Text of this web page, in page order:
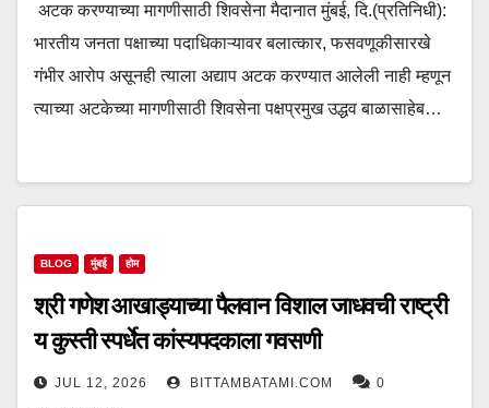
अटक करण्याच्या मागणीसाठी शिवसेना मैदानात मुंबई, दि.(प्रतिनिधी):
भारतीय जनता पक्षाच्या पदाधिकाऱ्यावर बलात्कार, फसवणूकीसारखे
गंभीर आरोप असूनही त्याला अद्याप अटक करण्यात आलेली नाही म्हणून
त्याच्या अटकेच्या मागणीसाठी शिवसेना पक्षप्रमुख उद्धव बाळासाहेब…
BLOG मुंबई होम
श्री गणेश आखाड्याच्या पैलवान विशाल जाधवची राष्ट्री
य कुस्ती स्पर्धेत कांस्यपदकाला गवसणी
JUL 12, 2026 BITTAMBATAMI.COM 0